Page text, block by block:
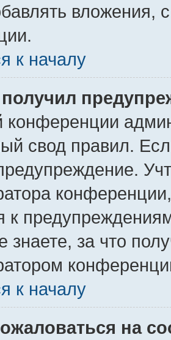
вложения,
к началу
свод правил.
к
знаете, за что
к началу
на